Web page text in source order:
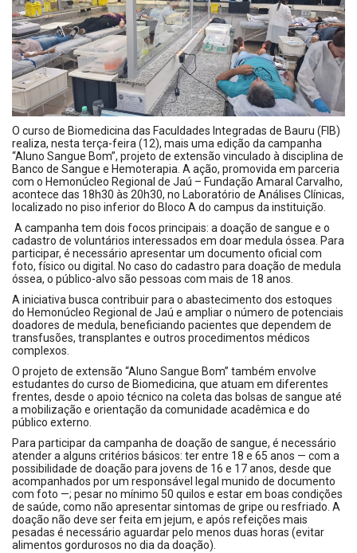
O curso de Biomedicina das Faculdades Integradas de Bauru (FIB)
realiza, nesta terça-feira (12), mais uma edição da campanha
“Aluno Sangue Bom”, projeto de extensão vinculado à disciplina de
Banco de Sangue e Hemoterapia. A ação, promovida em parceria
com o Hemonúcleo Regional de Jaú – Fundação Amaral Carvalho,
acontece das 18h30 às 20h30, no Laboratório de Análises Clínicas,
localizado no piso inferior do Bloco A do campus da instituição.
A campanha tem dois focos principais: a doação de sangue e o
cadastro de voluntários interessados em doar medula óssea. Para
participar, é necessário apresentar um documento oficial com
foto, físico ou digital. No caso do cadastro para doação de medula
óssea, o público-alvo são pessoas com mais de 18 anos.
A iniciativa busca contribuir para o abastecimento dos estoques
do Hemonúcleo Regional de Jaú e ampliar o número de potenciais
doadores de medula, beneficiando pacientes que dependem de
transfusões, transplantes e outros procedimentos médicos
complexos.
O projeto de extensão “Aluno Sangue Bom” também envolve
estudantes do curso de Biomedicina, que atuam em diferentes
frentes, desde o apoio técnico na coleta das bolsas de sangue até
a mobilização e orientação da comunidade acadêmica e do
público externo.
Para participar da campanha de doação de sangue, é necessário
atender a alguns critérios básicos: ter entre 18 e 65 anos — com a
possibilidade de doação para jovens de 16 e 17 anos, desde que
acompanhados por um responsável legal munido de documento
com foto —; pesar no mínimo 50 quilos e estar em boas condições
de saúde, como não apresentar sintomas de gripe ou resfriado. A
doação não deve ser feita em jejum, e após refeições mais
pesadas é necessário aguardar pelo menos duas horas (evitar
alimentos gordurosos no dia da doação).